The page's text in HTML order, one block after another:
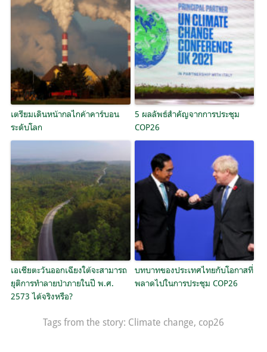
เตรียมเดินหน้ากลไกค้าคาร์บอน
ระดับโลก
5 ผลลัพธ์สำคัญจากการประชุม
COP26
เอเชียตะวันออกเฉียงใต้จะสามารถ
ยุติการทำลายป่าภายในปี พ.ศ.
2573 ได้จริงหรือ?
บทบาทของประเทศไทยกับโอกาสที่
พลาดไปในการประชุม COP26
Tags from the story: Climate change, cop26